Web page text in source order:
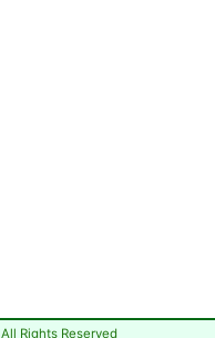
All Rights Reserved